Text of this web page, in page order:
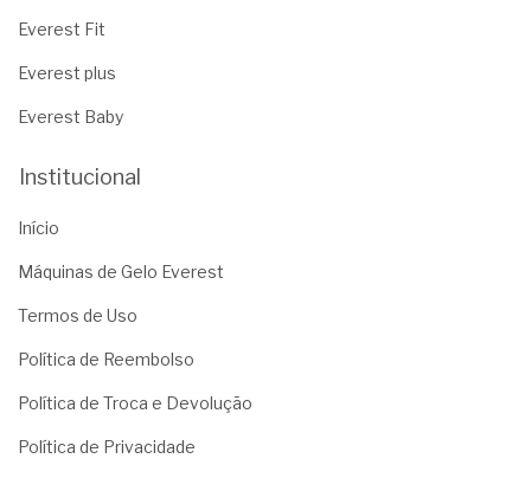
Everest Fit
Everest plus
Everest Baby
Institucional
Início
Máquinas de Gelo Everest
Termos de Uso
Política de Reembolso
Política de Troca e Devolução
Política de Privacidade